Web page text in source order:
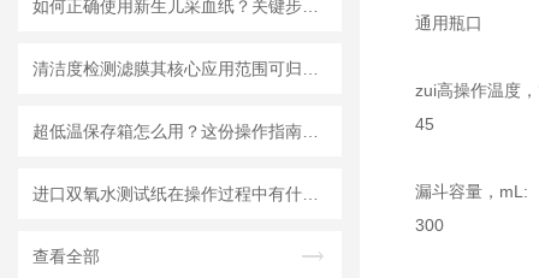
查看全部
通用瓶口
zui高操作温度，
45
漏斗容量，mL:
300